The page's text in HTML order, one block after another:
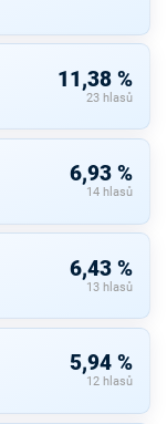
11,38 %
23 hlasů
6,93 %
14 hlasů
6,43 %
13 hlasů
5,94 %
12 hlasů